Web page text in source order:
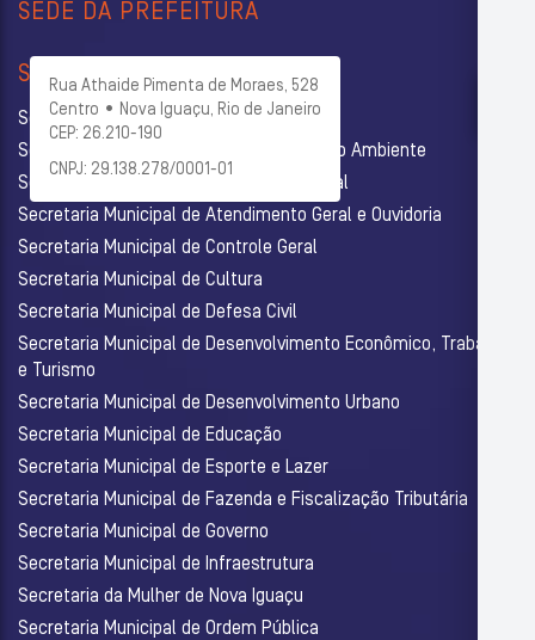
SEDE DA PREFEITURA
Rua Athaide Pimenta de Moraes, 528
Centro • Nova Iguaçu, Rio de Janeiro
CEP: 26.210-190
CNPJ: 29.138.278/0001-01
SECRETARIAS
Secretaria Municipal de Administração
Secretaria Municipal de Agricultura e Meio Ambiente
Secretaria Municipal de Assistência Social
Secretaria Municipal de Atendimento Geral e Ouvidoria
Secretaria Municipal de Controle Geral
Secretaria Municipal de Cultura
Secretaria Municipal de Defesa Civil
Secretaria Municipal de Desenvolvimento Econômico, Trabalho
e Turismo
Secretaria Municipal de Desenvolvimento Urbano
Secretaria Municipal de Educação
Secretaria Municipal de Esporte e Lazer
Secretaria Municipal de Fazenda e Fiscalização Tributária
Secretaria Municipal de Governo
Secretaria Municipal de Infraestrutura
Secretaria da Mulher de Nova Iguaçu
Secretaria Municipal de Ordem Pública